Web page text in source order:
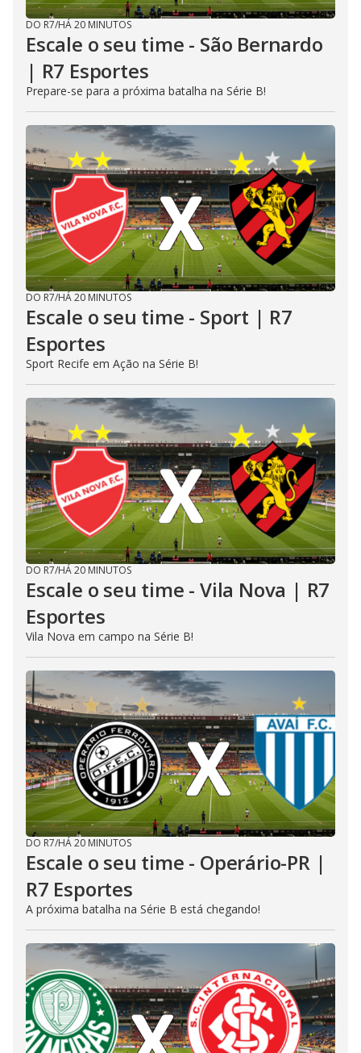
DO R7/HÁ 20 MINUTOS
Escale o seu time - São Bernardo
| R7 Esportes
Prepare-se para a próxima batalha na Série B!
DO R7/HÁ 20 MINUTOS
Escale o seu time - Sport | R7
Esportes
Sport Recife em Ação na Série B!
DO R7/HÁ 20 MINUTOS
Escale o seu time - Vila Nova | R7
Esportes
Vila Nova em campo na Série B!
DO R7/HÁ 20 MINUTOS
Escale o seu time - Operário-PR |
R7 Esportes
A próxima batalha na Série B está chegando!